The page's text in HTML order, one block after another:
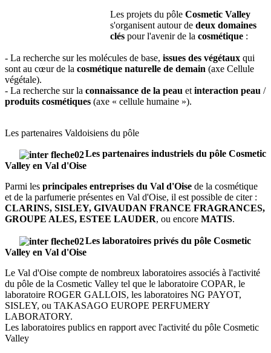
Les projets du pôle Cosmetic Valley
s'organisent autour de deux domaines
clés pour l'avenir de la cosmétique :
- La recherche sur les molécules de base, issues des végétaux qui
sont au cœur de la cosmétique naturelle de demain (axe Cellule
végétale).
- La recherche sur la connaissance de la peau etinteraction peau /
produits cosmétiques (axe « cellule humaine »).
Les partenaires Valdoisiens du pôle
Les partenaires industriels du pôle Cosmetic
Valley en Val d'Oise
Parmi les principales entreprises du Val d'Oise de la cosmétique
et de la parfumerie présentes en Val d'Oise, il est possible de citer :
CLARINS, SISLEY, GIVAUDAN FRANCE FRAGRANCES,
GROUPE ALES, ESTEE LAUDER, ou encore MATIS.
Les laboratoires privés du pôle Cosmetic
Valley en Val d'Oise
Le Val d'Oise compte de nombreux laboratoires associés à l'activité
du pôle de la Cosmetic Valley tel que le laboratoire COPAR, le
laboratoire ROGER GALLOIS, les laboratoires NG PAYOT,
SISLEY, ou TAKASAGO EUROPE PERFUMERY
LABORATORY.
Les laboratoires publics en rapport avec l'activité du pôle Cosmetic
Valley